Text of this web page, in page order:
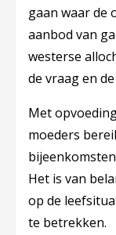
gaan waar de
aanbod van
westerse
de vraag en
Met
moeders
Het is van
op de
te betrekken.